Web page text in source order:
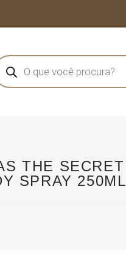
THE SECRET
SPRAY 250ML